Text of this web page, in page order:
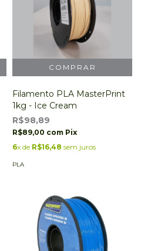
Filamento PLA MasterPrint
1kg - Ice Cream
R$98,89
R$89,00 com Pix
6x de R$16,48 sem juros
PLA